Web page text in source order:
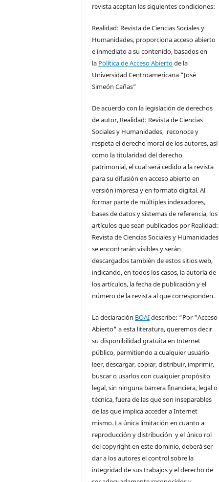
revista aceptan las siguientes condiciones:
Realidad: Revista de Ciencias Sociales y
Humanidades, proporciona acceso abierto
e inmediato a su contenido, basados en
la Política de Acceso Abiertode la
Universidad Centroamericana “José
Simeón Cañas”
De acuerdo con la legislación de derechos
de autor, Realidad: Revista de Ciencias
Sociales y Humanidades, reconoce y
respeta el derecho moral de los autores, así
como la titularidad del derecho
patrimonial, el cual será cedido a la revista
para su difusión en acceso abierto en
versión impresa y en formato digital. Al
formar parte de múltiples indexadores,
bases de datos y sistemas de referencia, los
artículos que sean publicados por Realidad:
Revista de Ciencias Sociales y Humanidades
se encontrarán visibles y serán
descargados también de estos sitios web,
indicando, en todos los casos, la autoría de
los artículos, la fecha de publicación y el
número de la revista al que corresponden.
La declaración BOAIdescribe: “Por "Acceso
Abierto" a esta literatura, queremos decir
su disponibilidad gratuita en Internet
público, permitiendo a cualquier usuario
leer, descargar, copiar, distribuir, imprimir,
buscar o usarlos con cualquier propósito
legal, sin ninguna barrera financiera, legal o
técnica, fuera de las que son inseparables
de las que implica acceder a Internet
mismo. La única limitación en cuanto a
reproducción y distribución y el único rol
del copyright en este dominio, deberá ser
dar a los autores el control sobre la
integridad de sus trabajos y el derecho de